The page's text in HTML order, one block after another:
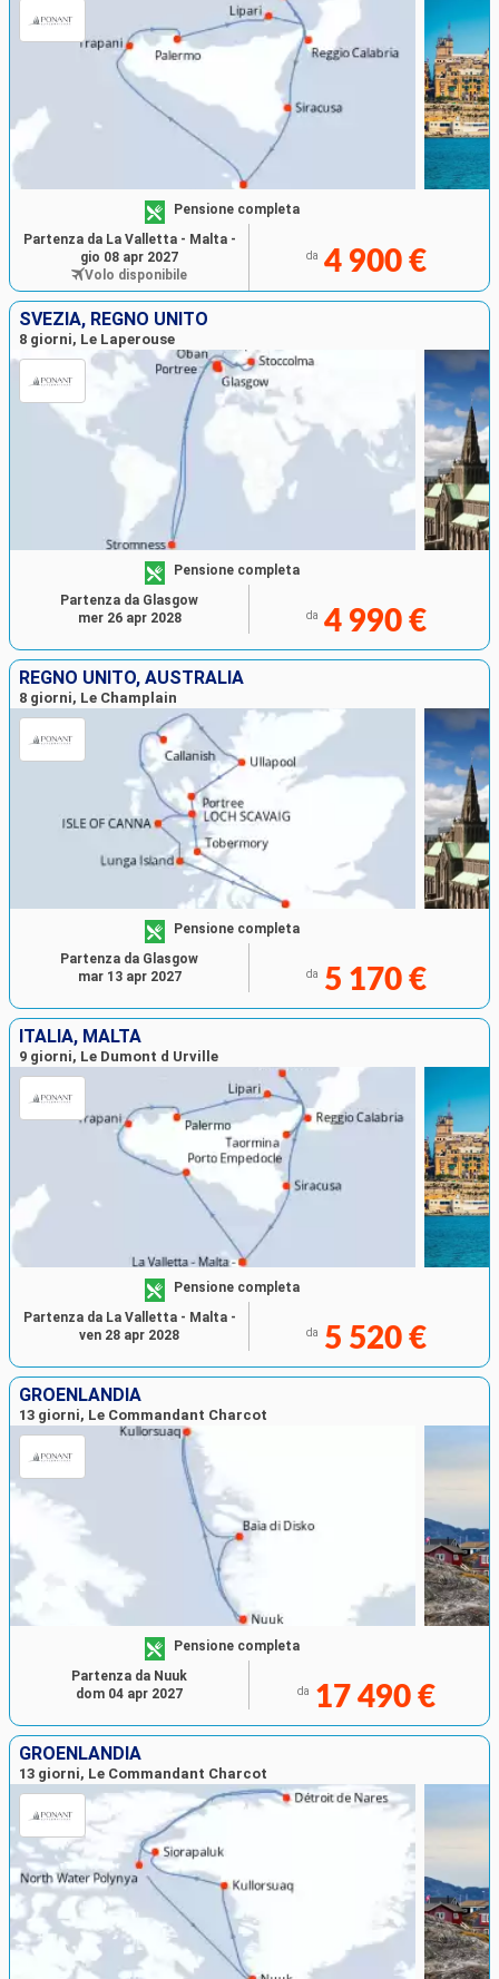
Pensione completa
da 4 900 €
Partenza da La Valletta - Malta -
gio 08 apr 2027
Volo disponibile
SVEZIA, REGNO UNITO
8 giorni, Le Laperouse
Pensione completa
da 4 990 €
Partenza da Glasgow
mer 26 apr 2028
REGNO UNITO, AUSTRALIA
8 giorni, Le Champlain
Pensione completa
da 5 170 €
Partenza da Glasgow
mar 13 apr 2027
ITALIA, MALTA
9 giorni, Le Dumont d Urville
Pensione completa
da 5 520 €
Partenza da La Valletta - Malta -
ven 28 apr 2028
GROENLANDIA
13 giorni, Le Commandant Charcot
Pensione completa
da 17 490 €
Partenza da Nuuk
dom 04 apr 2027
GROENLANDIA
13 giorni, Le Commandant Charcot